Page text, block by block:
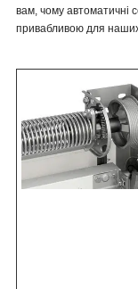
вам, чому автоматичні
привабливою для